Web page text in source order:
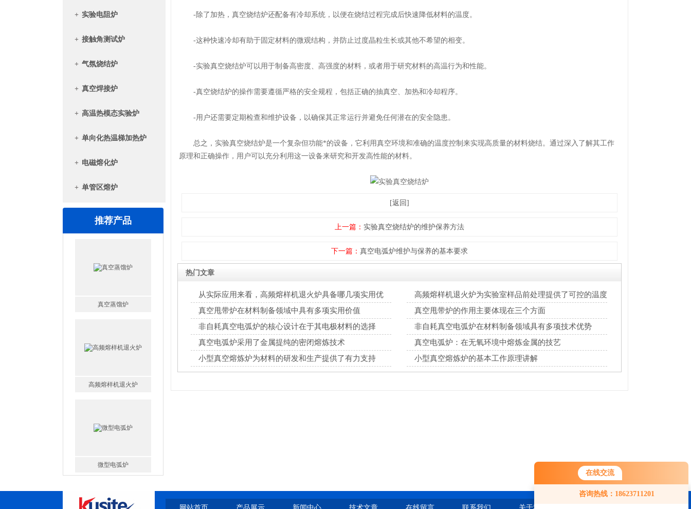
在线交流
咨询热线：18623711201
+ 实验电阻炉
+ 接触角测试炉
+ 气氛烧结炉
+ 真空焊接炉
+ 高温热模态实验炉
+ 单向化热温梯加热炉
+ 电磁熔化炉
+ 单管区熔炉
推荐产品
高腐蚀熔炼炉
-除了加热，真空烧结炉还配备有冷却系统，以便在烧结过程完成后快速降低材料的温度。
-这种快速冷却有助于固定材料的微观结构，并防止过度晶粒生长或其他不希望的相变。
-实验真空烧结炉可以用于制备高密度、高强度的材料，或者用于研究材料的高温行为和性能。
-真空烧结炉的操作需要遵循严格的安全规程，包括正确的抽真空、加热和冷却程序。
-用户还需要定期检查和维护设备，以确保其正常运行并避免任何潜在的安全隐患。
总之，实验真空烧结炉是一个复杂但功能*的设备，它利用真空环境和准确的温度控制来实现高质量的材料烧结。通过深入了解其工作
原理和正确操作，用户可以充分利用这一设备来研究和开发高性能的材料。
[返回]
上一篇： 实验真空烧结炉的维护保养方法
下一篇： 真空电弧炉维护与保养的基本要求
热门文章
从实际应用来看，高频熔样机退火炉具备哪几项实用优
点?
高频熔样机退火炉为实验室样品前处理提供了可控的温度
环境
真空甩带炉在材料制备领域中具有多项实用价值
真空甩带炉的作用主要体现在三个方面
非自耗真空电弧炉的核心设计在于其电极材料的选择
非自耗真空电弧炉在材料制备领域具有多项技术优势
真空电弧炉采用了金属提纯的密闭熔炼技术
真空电弧炉：在无氧环境中熔炼金属的技艺
小型真空熔炼炉为材料的研发和生产提供了有力支持
小型真空熔炼炉的基本工作原理讲解